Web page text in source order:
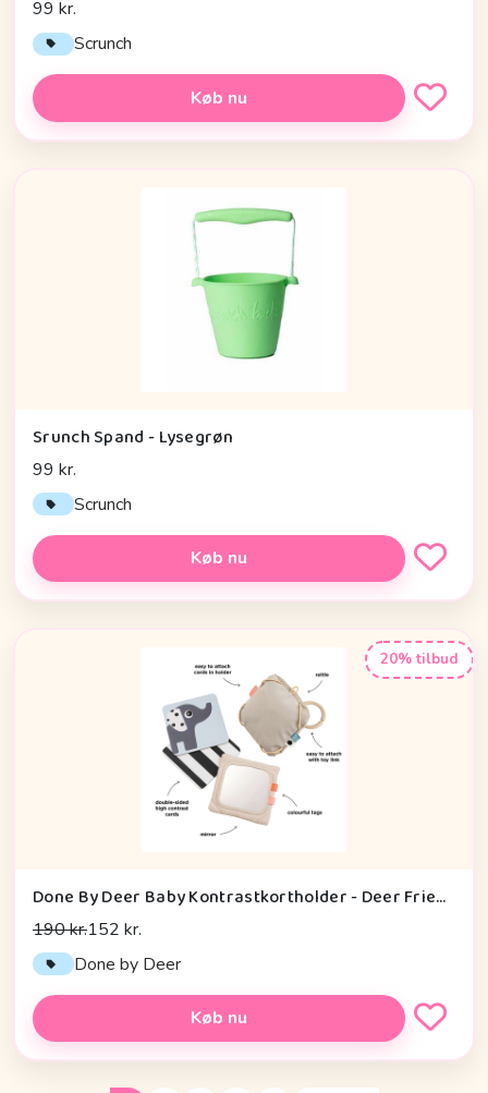
99 kr.
Scrunch
Køb nu
Srunch Spand - Lysegrøn
99 kr.
Scrunch
Køb nu
20% tilbud
Done By Deer Baby Kontrastkortholder - Deer Friends - Sand
190 kr.152 kr.
Done by Deer
Køb nu